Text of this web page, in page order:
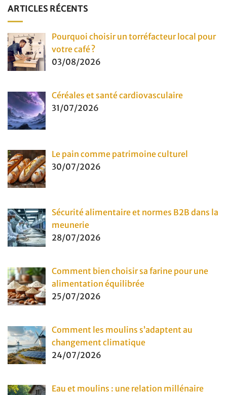
ARTICLES RÉCENTS
Pourquoi choisir un torréfacteur local pour
votre café ?
03/08/2026
Céréales et santé cardiovasculaire
31/07/2026
Le pain comme patrimoine culturel
30/07/2026
Sécurité alimentaire et normes B2B dans la
meunerie
28/07/2026
Comment bien choisir sa farine pour une
alimentation équilibrée
25/07/2026
Comment les moulins s’adaptent au
changement climatique
24/07/2026
Eau et moulins : une relation millénaire